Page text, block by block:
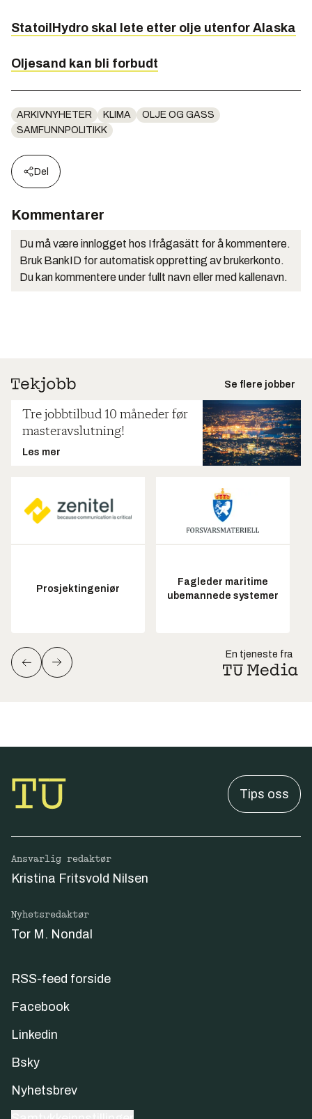
StatoilHydro skal lete etter olje utenfor Alaska
Oljesand kan bli forbudt
ARKIVNYHETER KLIMA
OLJE OG GASS
SAMFUNNPOLITIKK
Del
Kommentarer
Du må være innlogget hos Ifrågasätt for å kommentere.
Bruk BankID for automatisk oppretting av brukerkonto.
Du kan kommentere under fullt navn eller med kallenavn.
Se flere jobber
Tre jobbtilbud 10 måneder før
masteravslutning!
Les mer
Prosjektingeniør
Fagleder maritime
ubemannede systemer
En tjeneste fra
Tips oss
Ansvarlig redaktør
Kristina Fritsvold Nilsen
Nyhetsredaktør
Tor M. Nondal
RSS-feed forside
Facebook
Linkedin
Bsky
Nyhetsbrev